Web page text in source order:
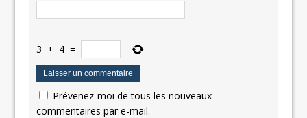
3 + 4 =
Prévenez-moi de tous les nouveaux
commentaires par e-mail.